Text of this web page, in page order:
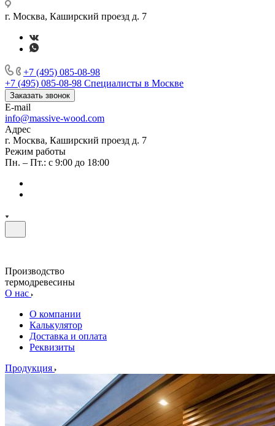
г. Москва, Каширский проезд д. 7
+7 (495) 085-08-98
+7 (495) 085-08-98 Специалисты в Москве
Заказать звонок
E-mail
info@massive-wood.com
Адрес
г. Москва, Каширский проезд д. 7
Режим работы
Пн. – Пт.: с 9:00 до 18:00
Производство
термодревесины
О нас
О компании
Калькулятор
Доставка и оплата
Реквизиты
Продукция